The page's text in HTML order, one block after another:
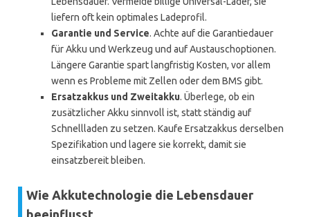
liefern oft kein optimales Ladeprofil.
Garantie und Service. Achte auf die Garantiedauer
für Akku und Werkzeug und auf Austauschoptionen.
Längere Garantie spart langfristig Kosten, vor allem
wenn es Probleme mit Zellen oder dem BMS gibt.
Ersatzakkus und Zweitakku. Überlege, ob ein
zusätzlicher Akku sinnvoll ist, statt ständig auf
Schnellladen zu setzen. Kaufe Ersatzakkus derselben
Spezifikation und lagere sie korrekt, damit sie
einsatzbereit bleiben.
Wie Akkutechnologie die Lebensdauer
beeinflusst